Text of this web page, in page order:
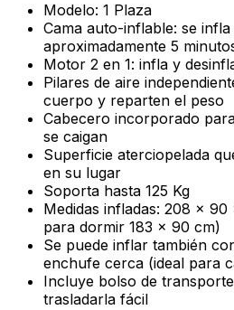
Modelo: 1 Plaza
Cama auto-inflable: se
aproximadamente 5
Motor 2 en 1: infla y
Pilares de aire
cuerpo y reparten el peso
Cabecero incorporado
se caigan
Superficie aterciopelada
en su lugar
Soporta hasta 125 Kg
Medidas infladas: 208 x
para dormir 183 x 90 cm)
Se puede inflar también
enchufe cerca (ideal para
Incluye bolso de
trasladarla fácil